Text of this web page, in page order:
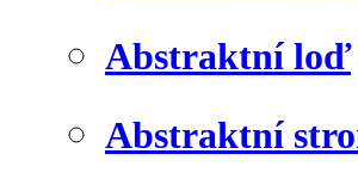
Abstraktní loď
Abstraktní